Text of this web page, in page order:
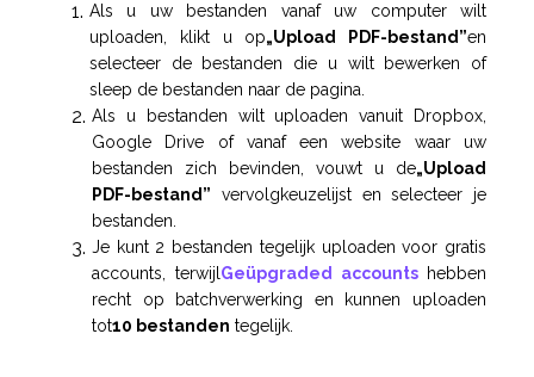
Als u uw bestanden vanaf uw computer wilt
uploaden, klikt u op„Upload PDF-bestand”en
selecteer de bestanden die u wilt bewerken of
sleep de bestanden naar de pagina.
Als u bestanden wilt uploaden vanuit Dropbox,
Google Drive of vanaf een website waar uw
bestanden zich bevinden, vouwt u de„Upload
PDF-bestand” vervolgkeuzelijst en selecteer je
bestanden.
Je kunt 2 bestanden tegelijk uploaden voor gratis
accounts, terwijl Geüpgraded accounts hebben
recht op batchverwerking en kunnen uploaden
tot10 bestanden tegelijk.